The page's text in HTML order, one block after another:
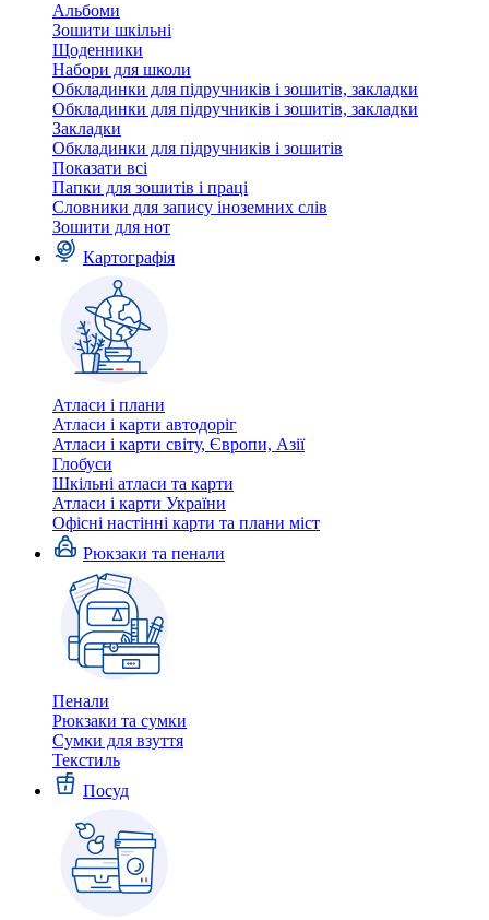
Альбоми
Зошити шкільні
Щоденники
Набори для школи
Обкладинки для підручників і зошитів, закладки
Обкладинки для підручників і зошитів, закладки
Закладки
Обкладинки для підручників і зошитів
Показати всі
Папки для зошитів і праці
Словники для запису іноземних слів
Зошити для нот
Картографія
Атласи і плани
Атласи і карти автодоріг
Атласи і карти світу, Європи, Азії
Глобуси
Шкільні атласи та карти
Атласи і карти України
Офісні настінні карти та плани міст
Рюкзаки та пенали
Пенали
Рюкзаки та сумки
Сумки для взуття
Текстиль
Посуд